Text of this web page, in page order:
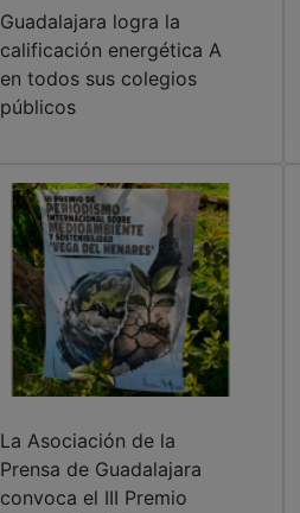
Guadalajara logra la
calificación energética A
en todos sus colegios
públicos
La Asociación de la
Prensa de Guadalajara
convoca el III Premio